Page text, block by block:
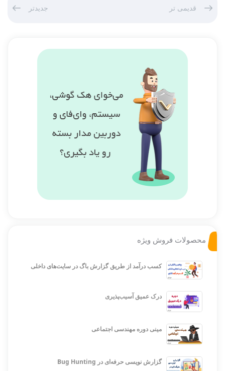
قدیمی تر جدیدتر
محصولات فروش ویژه
کسب درآمد از طریق گزارش باگ در سایت‌های داخلی
درک عمیق آسیب‌پذیری
مینی دوره مهندسی اجتماعی
گزارش نویسی حرفه‌ای در Bug Hunting